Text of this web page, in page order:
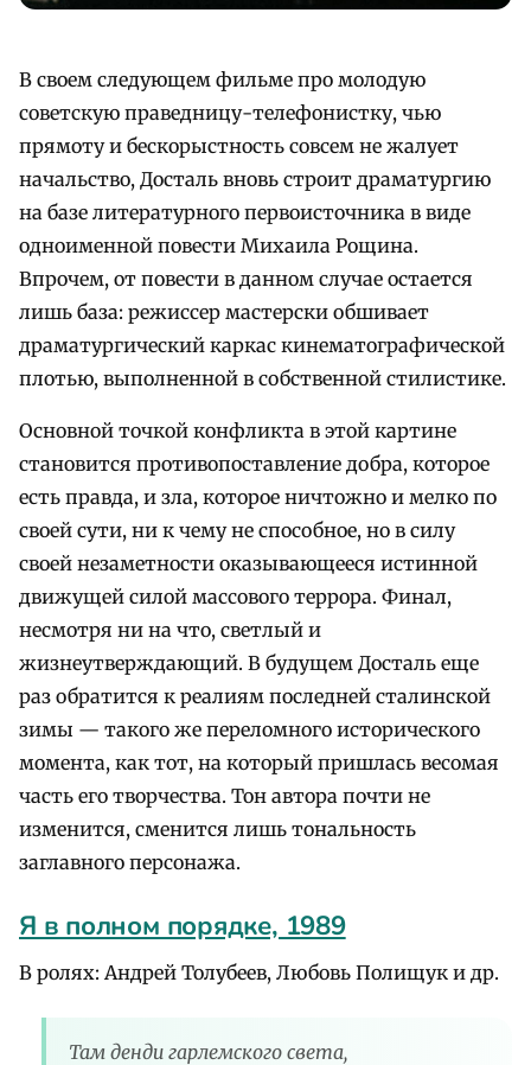
В своем следующем фильме про молодую
советскую праведницу-телефонистку, чью
прямоту и бескорыстность совсем не жалует
начальство, Досталь вновь строит драматургию
на базе литературного первоисточника в виде
одноименной повести Михаила Рощина.
Впрочем, от повести в данном случае остается
лишь база: режиссер мастерски обшивает
драматургический каркас кинематографической
плотью, выполненной в собственной стилистике.
Основной точкой конфликта в этой картине
становится противопоставление добра, которое
есть правда, и зла, которое ничтожно и мелко по
своей сути, ни к чему не способное, но в силу
своей незаметности оказывающееся истинной
движущей силой массового террора. Финал,
несмотря ни на что, светлый и
жизнеутверждающий. В будущем Досталь еще
раз обратится к реалиям последней сталинской
зимы — такого же переломного исторического
момента, как тот, на который пришлась весомая
часть его творчества. Тон автора почти не
изменится, сменится лишь тональность
заглавного персонажа.
Я в полном порядке, 1989
В ролях: Андрей Толубеев, Любовь Полищук и др.
Там денди гарлемского света,